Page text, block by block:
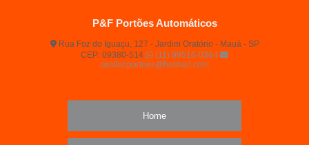
P&F Portões Automáticos
Rua Foz do Iguaçu, 127 - Jardim Oratório - Mauá - SP
CEP: 09380-514
(11) 99516-0364
assitecportoes@hotmail.com
Home